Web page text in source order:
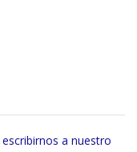
a nuestro